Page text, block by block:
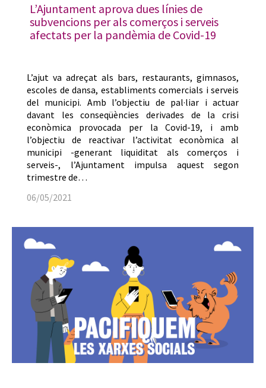
L’Ajuntament aprova dues línies de
subvencions per als comerços i serveis
afectats per la pandèmia de Covid-19
L’ajut va adreçat als bars, restaurants, gimnasos,
escoles de dansa, establiments comercials i serveis
del municipi. Amb l’objectiu de pal·liar i actuar
davant les conseqüències derivades de la crisi
econòmica provocada per la Covid-19, i amb
l’objectiu de reactivar l’activitat econòmica al
municipi -generant liquiditat als comerços i
serveis-, l’Ajuntament impulsa aquest segon
trimestre de…
06/05/2021